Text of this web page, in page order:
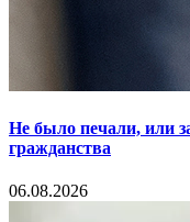
Не было печали, или
гражданства
06.08.2026